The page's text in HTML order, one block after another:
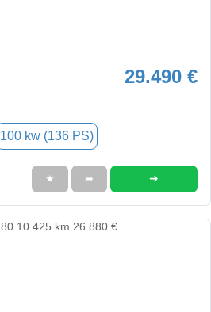
29.490 €
100 kw (136 PS)
★ ➦ ➜